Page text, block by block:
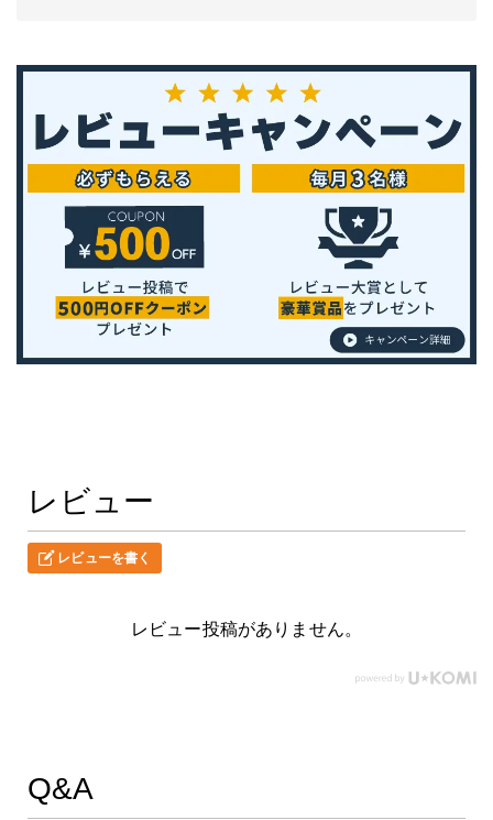
レビュー
レビューを書く
レビュー投稿がありません。
Q&A